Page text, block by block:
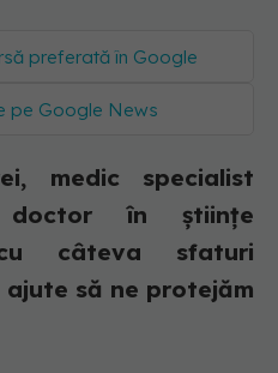
preferată în Google
pe Google News
medic specialist
doctor în științe
câteva sfaturi
să ne protejăm